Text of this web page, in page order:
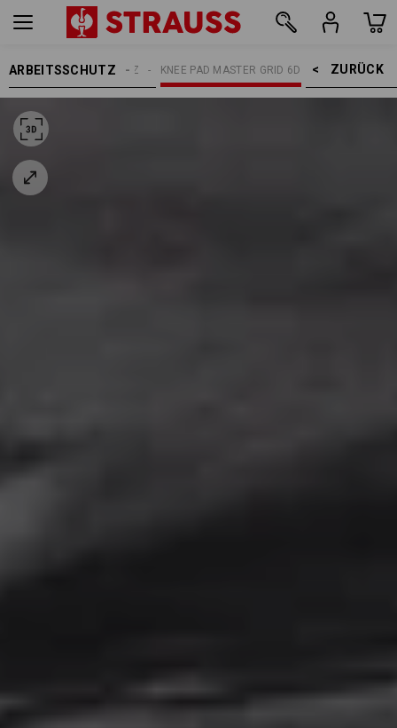
ARBEITSSCHUTZ ZURÜCK    >
KNEE PAD MASTER GRID 6D
KNIESCHUTZ